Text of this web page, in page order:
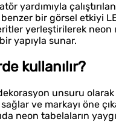
yardımıyla
bir görsel etkiyi
yerleştirilerek neon
yapıyla sunar.
kullanılır?
unsuru
ve markayı öne
neon tabelaların